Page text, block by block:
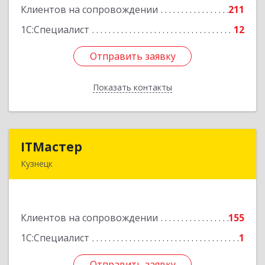
Клиентов на сопровождении
211
1С:Специалист
12
Отправить заявку
Показать контакты
Подробнее
Отправить заявку
Назад
ITМастер
Кузнецк
Клиентов на сопровождении
155
1С:Специалист
1
Подробнее